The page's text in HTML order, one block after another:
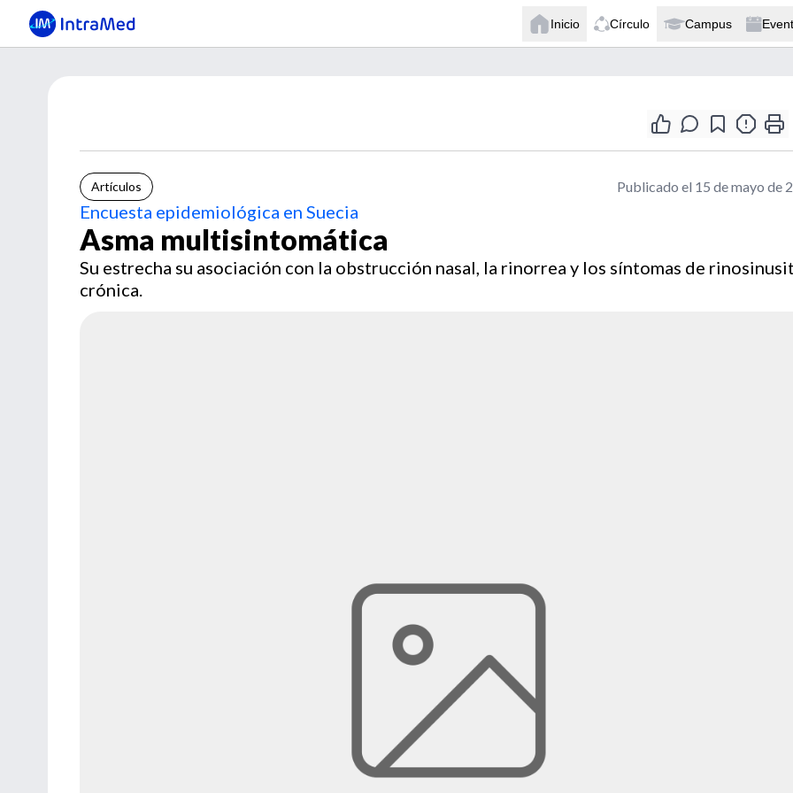
Inicio Círculo Campus
Artículos Publicado el 15 de mayo de
Encuesta epidemiológica en Suecia
Asma multisintomática
Su estrecha su asociación con la obstrucción nasal, la rinorrea y los síntomas de
crónica.